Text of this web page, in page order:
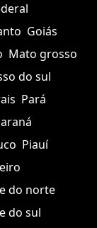
Goiás
Mato grosso
do sul
Pará
Piauí
do norte
do sul